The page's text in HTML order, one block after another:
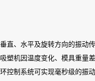
直、水平及旋转方向的振动传
塑机因温度变化、模具重量
控制系统可实现毫秒级的振